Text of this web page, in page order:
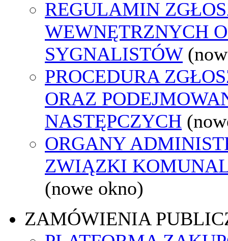
REGULAMIN
WEWNĘTRZNYCH
SYGNALISTÓW
PROCEDURA
ORAZ
NASTĘPCZYCH
ORGANY
ZWIĄZKI
(nowe okno)
ZAMÓWIENIA